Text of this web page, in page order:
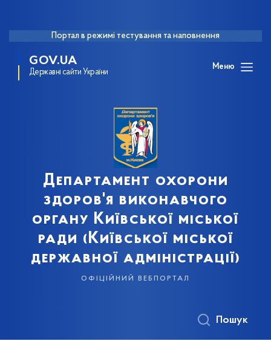
Портал в режимі тестування та наповнення
GOV.UA
Державні сайти України
Меню
Департамент охорони
здоров'я виконавчого
органу Київської міської
ради (Київської міської
державної адміністрації)
офіційний вебпортал
Пошук